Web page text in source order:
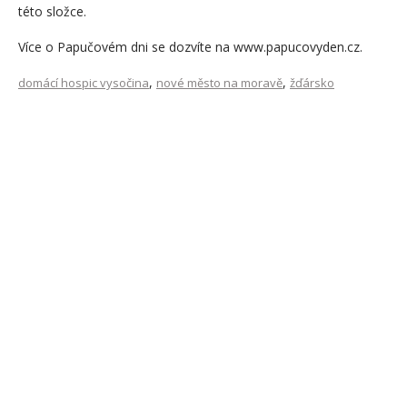
této složce.
Více o Papučovém dni se dozvíte na www.papucovyden.cz.
domácí hospic vysočina, nové město na moravě, žďársko